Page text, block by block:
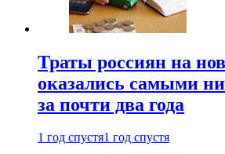
Траты россиян на
оказались самыми
за почти два года
1 год спустя1 год спустя